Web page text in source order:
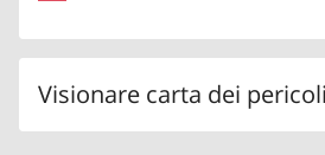
Visionare carta dei pericoli